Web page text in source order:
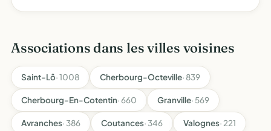
Associations dans les villes voisines
Saint-Lô· 1008 Cherbourg-Octeville· 839
Cherbourg-En-Cotentin· 660 Granville· 569
Avranches· 386 Coutances· 346 Valognes· 221